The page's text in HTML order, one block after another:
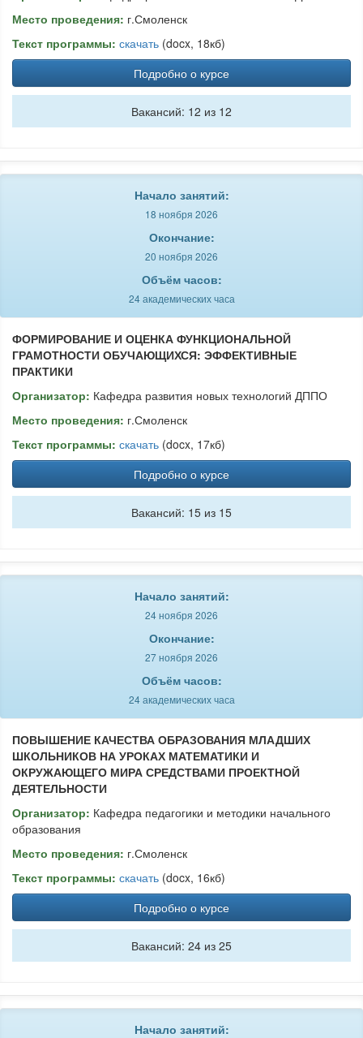
Место проведения: г.Смоленск
Текст программы: скачать (docx, 18кб)
Подробно о курсе
Вакансий: 12 из 12
Начало занятий:
18 ноября 2026
Окончание:
20 ноября 2026
Объём часов:
24 академических часа
ФОРМИРОВАНИЕ И ОЦЕНКА ФУНКЦИОНАЛЬНОЙ
ГРАМОТНОСТИ ОБУЧАЮЩИХСЯ: ЭФФЕКТИВНЫЕ
ПРАКТИКИ
Организатор: Кафедра развития новых технологий ДППО
Место проведения: г.Смоленск
Текст программы: скачать (docx, 17кб)
Подробно о курсе
Вакансий: 15 из 15
Начало занятий:
24 ноября 2026
Окончание:
27 ноября 2026
Объём часов:
24 академических часа
ПОВЫШЕНИЕ КАЧЕСТВА ОБРАЗОВАНИЯ МЛАДШИХ
ШКОЛЬНИКОВ НА УРОКАХ МАТЕМАТИКИ И
ОКРУЖАЮЩЕГО МИРА СРЕДСТВАМИ ПРОЕКТНОЙ
ДЕЯТЕЛЬНОСТИ
Организатор: Кафедра педагогики и методики начального
образования
Место проведения: г.Смоленск
Текст программы: скачать (docx, 16кб)
Подробно о курсе
Вакансий: 24 из 25
Начало занятий: